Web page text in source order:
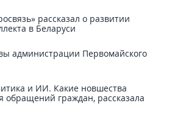
рассказал о развитии
в Беларуси
администрации Первомайского
и ИИ. Какие новшества
обращений граждан, рассказала